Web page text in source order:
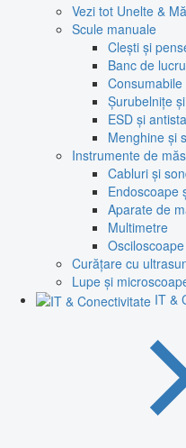
Vezi tot Unelte &
Scule manuale
Clești și
Banc de
Șurubelnițe
ESD și
Menghine și
Instrumente de
Cabluri și
Endoscoape
Aparate de
Multimetre
Osciloscoape
Curățare cu
Lupe și
IT &